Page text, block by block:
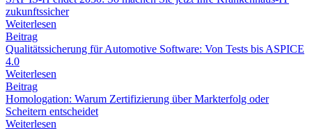
zukunftssicher
Weiterlesen
Beitrag
Qualitätssicherung für Automotive Software: Von Tests bis ASPICE
4.0
Weiterlesen
Beitrag
Homologation: Warum Zertifizierung über Markterfolg oder
Scheitern entscheidet
Weiterlesen